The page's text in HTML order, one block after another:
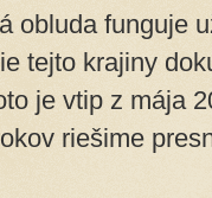
obluda funguje
tejto krajiny
je vtip z mája
riešime